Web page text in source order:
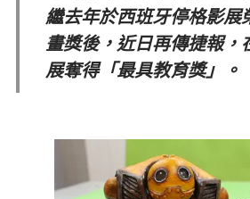
繼去年於西班牙停格影展
畫獎後，近日再傳捷報，
展奪得「最具教育獎」。